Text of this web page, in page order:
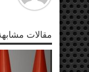
مقالات